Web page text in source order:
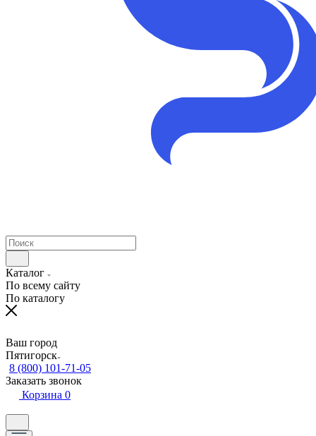
Каталог
По всему сайту
По каталогу
Ваш город
Пятигорск
8 (800) 101-71-05
Заказать звонок
Корзина 0